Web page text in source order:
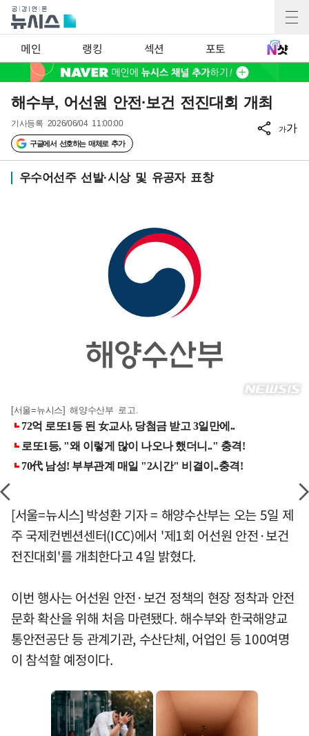
메인 랭킹 섹션 포토
해수부, 어선원 안전·보건 전진대회 개최
기사등록 2026/06/04 11:00:00
구글에서 선호하는 매체로 추가
가가
우수어선주 선발·시상 및 유공자 표창
[서울=뉴시스] 해양수산부 로고.
[서울=뉴시스] 박성환 기자 = 해양수산부는 오는 5일 제
주 국제컨벤션센터(ICC)에서 '제1회 어선원 안전·보건
전진대회'를 개최한다고 4일 밝혔다.
이번 행사는 어선원 안전·보건 정책의 현장 정착과 안전
문화 확산을 위해 처음 마련됐다. 해수부와 한국해양교
통안전공단 등 관계기관, 수산단체, 어업인 등 100여명
이 참석할 예정이다.